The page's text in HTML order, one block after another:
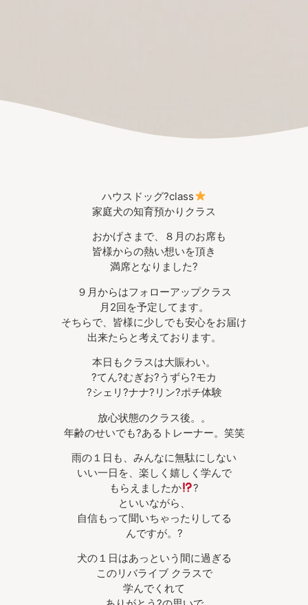
ハウスドッグ?class
家庭犬の知育預かりクラス
おかげさまで、８月のお席も
皆様からの熱い想いを頂き
満席となりました?
９月からはフォローアップクラス
月2回を予定してます。
そちらで、皆様に少しでも安心をお届け
出来たらと考えております。
本日もクラスは大賑わい。
?てん?むぎお?うずら?モカ
?シェリ?ナナ?リン?ポチ体験
放心状態のクラス後。。
年齢のせいでも?あるトレーナー。笑笑
雨の１日も、みんなに無駄にしない
いい一日を、楽しく嬉しく学んで
もらえましたか
?
といいながら、
自信もって聞いちゃったりしてる
んですが。?
犬の１日はあっという間に過ぎる
このリバライブ クラスで
学んでくれて